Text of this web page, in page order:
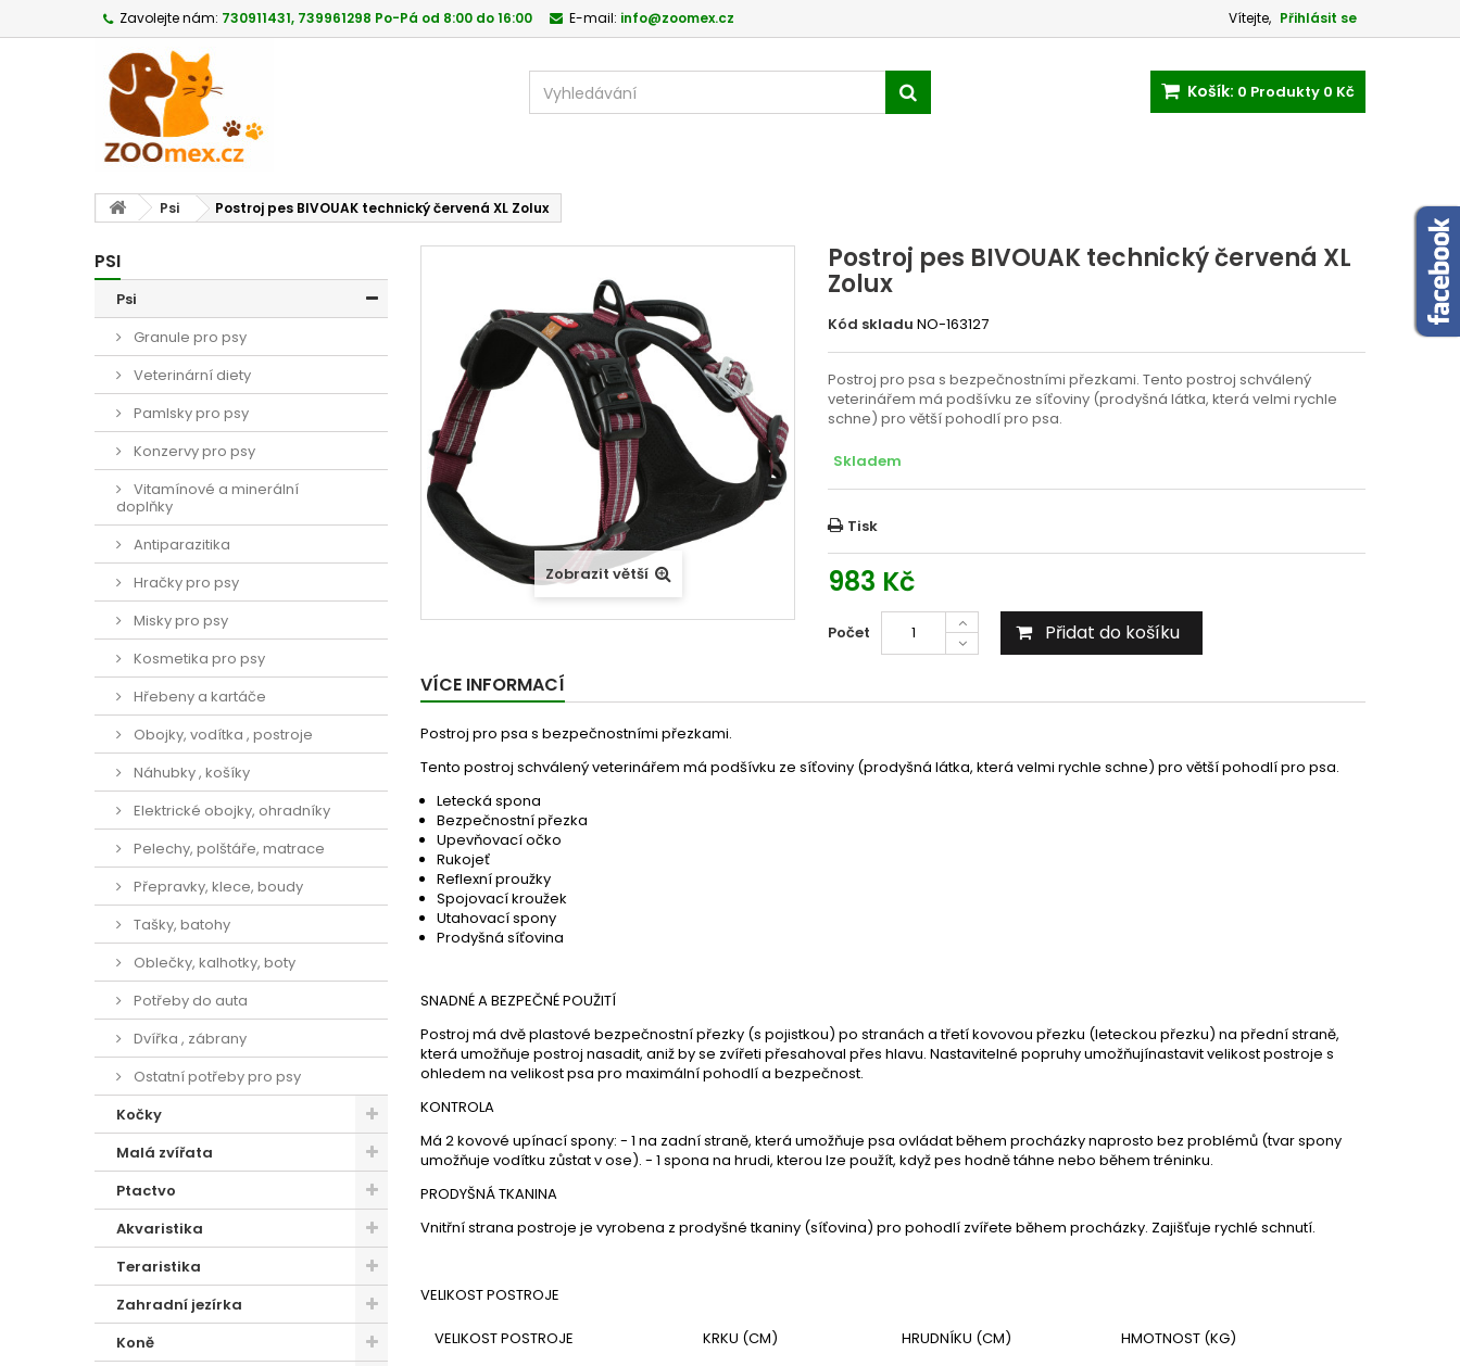
Vítejte, Přihlásit se
Zavolejte nám: 730911431, 739961298 Po-Pá od 8:00 do 16:00 E-mail: info@zoomex.cz
Košík: 0 Produkty 0 Kč
Psi Postroj pes BIVOUAK technický červená XL Zolux
PSI
Psi
Granule pro psy
Veterinární diety
Pamlsky pro psy
Konzervy pro psy
Vitamínové a minerální
doplňky
Antiparazitika
Hračky pro psy
Misky pro psy
Kosmetika pro psy
Hřebeny a kartáče
Obojky, vodítka , postroje
Náhubky , košíky
Elektrické obojky, ohradníky
Pelechy, polštáře, matrace
Přepravky, klece, boudy
Tašky, batohy
Oblečky, kalhotky, boty
Potřeby do auta
Dvířka , zábrany
Ostatní potřeby pro psy
Kočky
Malá zvířata
Ptactvo
Akvaristika
Teraristika
Zahradní jezírka
Koně
Zobrazit větší
Postroj pes BIVOUAK technický červená XL
Zolux
Kód skladu NO-163127
Postroj pro psa s bezpečnostními přezkami. Tento postroj schválený
veterinářem má podšívku ze síťoviny (prodyšná látka, která velmi rychle
schne) pro větší pohodlí pro psa.
Skladem
Tisk
983 Kč
Počet Přidat do košíku
VÍCE INFORMACÍ
Postroj pro psa s bezpečnostními přezkami.
Tento postroj schválený veterinářem má podšívku ze síťoviny (prodyšná látka, která velmi rychle schne) pro větší pohodlí pro psa.
Letecká spona
Bezpečnostní přezka
Upevňovací očko
Rukojeť
Reflexní proužky
Spojovací kroužek
Utahovací spony
Prodyšná síťovina
SNADNÉ A BEZPEČNÉ POUŽITÍ
Postroj má dvě plastové bezpečnostní přezky (s pojistkou) po stranách a třetí kovovou přezku (leteckou přezku) na přední straně,
která umožňuje postroj nasadit, aniž by se zvířeti přesahoval přes hlavu. Nastavitelné popruhy umožňujínastavit velikost postroje s
ohledem na velikost psa pro maximální pohodlí a bezpečnost.
KONTROLA
Má 2 kovové upínací spony: - 1 na zadní straně, která umožňuje psa ovládat během procházky naprosto bez problémů (tvar spony
umožňuje vodítku zůstat v ose). - 1 spona na hrudi, kterou lze použít, když pes hodně táhne nebo během tréninku.
PRODYŠNÁ TKANINA
Vnitřní strana postroje je vyrobena z prodyšné tkaniny (síťovina) pro pohodlí zvířete během procházky. Zajišťuje rychlé schnutí.
VELIKOST POSTROJE
VELIKOST POSTROJE KRKU (CM) HRUDNÍKU (CM)
HMOTNOST (KG)